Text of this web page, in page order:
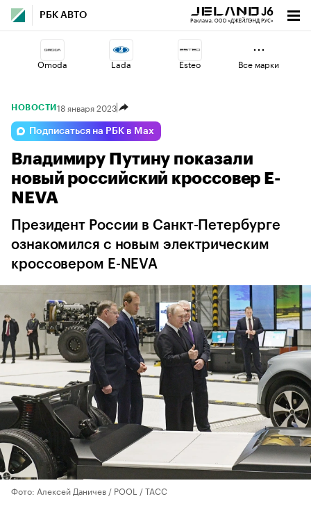
РБК АВТО
Omoda Lada Esteo
Jaecoo Volga
Voyah Geely Changan
Все марки
НОВОСТИ 18 января 2023
Подписаться на РБК в Max
Владимиру Путину показали
новый российский кроссовер E-
NEVA
Президент России в Санкт-Петербурге
ознакомился с новым электрическим
кроссовером E-NEVA
Фото: Алексей Даничев / POOL / ТАСС